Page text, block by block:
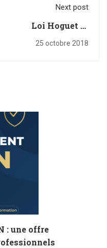
Next post
Loi Hoguet et
négociation de
25 octobre 2018
: une offre